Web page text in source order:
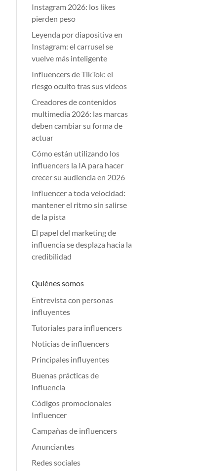
Instagram 2026: los likes
pierden peso
Leyenda por diapositiva en
Instagram: el carrusel se
vuelve más inteligente
Influencers de TikTok: el
riesgo oculto tras sus vídeos
Creadores de contenidos
multimedia 2026: las marcas
deben cambiar su forma de
actuar
Cómo están utilizando los
influencers la IA para hacer
crecer su audiencia en 2026
Influencer a toda velocidad:
mantener el ritmo sin salirse
de la pista
El papel del marketing de
influencia se desplaza hacia la
credibilidad
Quiénes somos
Entrevista con personas
influyentes
Tutoriales para influencers
Noticias de influencers
Principales influyentes
Buenas prácticas de
influencia
Códigos promocionales
Influencer
Campañas de influencers
Anunciantes
Redes sociales